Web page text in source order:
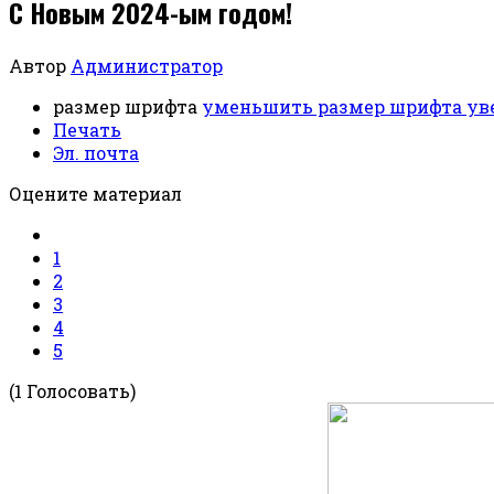
С Новым 2024-ым годом!
Автор Администратор
размер шрифта уменьшить размер шрифта
Печать
Эл. почта
Оцените материал
1
2
3
4
5
(1 Голосовать)